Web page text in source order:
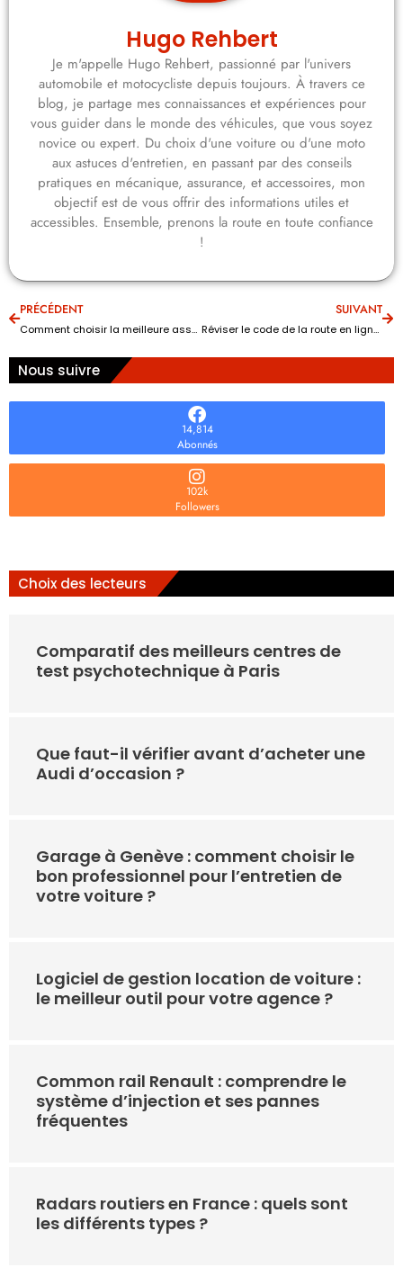
Hugo Rehbert
Je m'appelle Hugo Rehbert, passionné par l'univers
automobile et motocycliste depuis toujours. À travers ce
blog, je partage mes connaissances et expériences pour
vous guider dans le monde des véhicules, que vous soyez
novice ou expert. Du choix d'une voiture ou d'une moto
aux astuces d'entretien, en passant par des conseils
pratiques en mécanique, assurance, et accessoires, mon
objectif est de vous offrir des informations utiles et
accessibles. Ensemble, prenons la route en toute confiance
!
PRÉCÉDENT
Comment choisir la meilleure assurance auto ?
SUIVANT
Réviser le code de la route en ligne : astuces et conseils pour réussir
Nous suivre
14,814
Abonnés
102k
Followers
Choix des lecteurs
Comparatif des meilleurs centres de
test psychotechnique à Paris
Que faut-il vérifier avant d’acheter une
Audi d’occasion ?
Garage à Genève : comment choisir le
bon professionnel pour l’entretien de
votre voiture ?
Logiciel de gestion location de voiture :
le meilleur outil pour votre agence ?
Common rail Renault : comprendre le
système d’injection et ses pannes
fréquentes
Radars routiers en France : quels sont
les différents types ?